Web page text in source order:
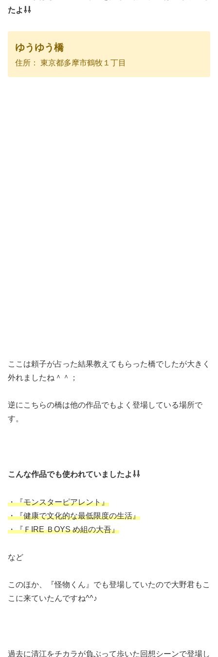
たよ⇩⇩
ゆうゆう橋
住所： 東京都多摩市鶴牧１丁目
ここは頼子が占った結果教えてもらった橋でしたが大きく
外れましたね＾＾；
逆にこちらの橋は他の作品でもよく登場している場所で
す。
こんな作品でも使われていましたよ⇩⇩
・『モンスターピアレント』
・『健康で文化的な最低限度の生活』
・『ＦIRE ＢOYS め組の大吾』
など
このほか、『怪物くん』でも登場していたので大野君もこ
こに来ていたんですね^^♪
過去に清江をチカラが負ぶって歩いた回想シーンで登場し